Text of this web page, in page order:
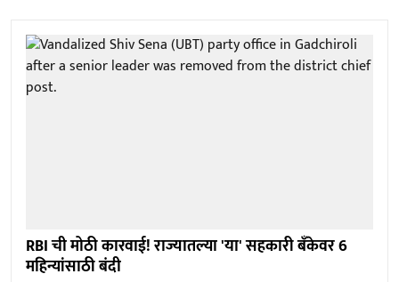
RBI ची मोठी कारवाई! राज्यातल्या 'या' सहकारी बँकेवर 6
महिन्यांसाठी बंदी